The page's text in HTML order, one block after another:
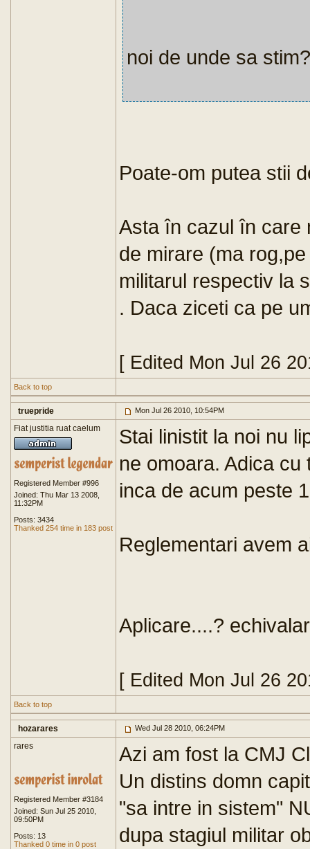
noi de unde sa stim?
Poate-om putea stii
Asta în cazul în care
de mirare (ma
militarul respectiv la
. Daca ziceti ca pe
[ Edited Mon Jul 26
Back to top
truepride Mon Jul 26 2010, 10:54PM
Fiat justitia ruat caelum
Registered Member #996
Joined: Thu Mar 13 2008,
11:32PM
Posts: 3434
Thanked 254 time in 183 post
Stai linistit la noi nu
ne omoara. Adica
inca de acum peste
Reglementari avem
Aplicare....?
[ Edited Mon Jul 26
Back to top
hozarares Wed Jul 28 2010, 06:24PM
rares
Registered Member #3184
Joined: Sun Jul 25 2010,
09:50PM
Posts: 13
Thanked 0 time in 0 post
Azi am fost la CMJ
Un distins domn
"sa intre in sistem"
dupa stagiul militar